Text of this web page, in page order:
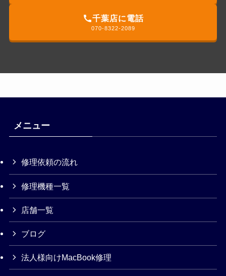
千葉店に電話
070-8322-2089
メニュー
修理依頼の流れ
修理機種一覧
店舗一覧
ブログ
法人様向けMacBook修理